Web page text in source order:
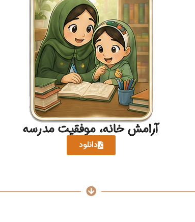
آرامش خانه، موفقیت مدرسه
دانلود